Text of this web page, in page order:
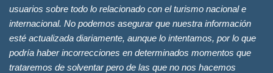
usuarios sobre todo lo relacionado con el turismo nacional e
internacional. No podemos asegurar que nuestra información
esté actualizada diariamente, aunque lo intentamos, por lo que
podría haber incorrecciones en determinados momentos que
trataremos de solventar pero de las que no nos hacemos